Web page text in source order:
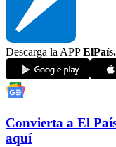
Descarga la APP
Convierta a El
aquí